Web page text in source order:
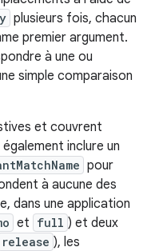
plusieurs fois, chacun
premier argument.
à une ou
simple comparaison
et couvrent
inclure un
pour
à aucune des
dans une application
et full ) et deux
release ), les